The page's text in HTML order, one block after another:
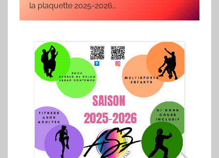
la plaquette 2025-2026…